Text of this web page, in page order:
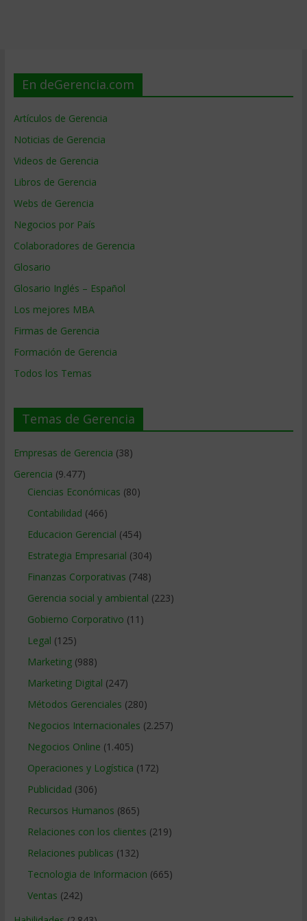
En deGerencia.com
Artículos de Gerencia
Noticias de Gerencia
Videos de Gerencia
Libros de Gerencia
Webs de Gerencia
Negocios por País
Colaboradores de Gerencia
Glosario
Glosario Inglés – Español
Los mejores MBA
Firmas de Gerencia
Formación de Gerencia
Todos los Temas
Temas de Gerencia
Empresas de Gerencia (38)
Gerencia (9.477)
Ciencias Económicas (80)
Contabilidad (466)
Educacion Gerencial (454)
Estrategia Empresarial (304)
Finanzas Corporativas (748)
Gerencia social y ambiental (223)
Gobierno Corporativo (11)
Legal (125)
Marketing(988)
Marketing Digital (247)
Métodos Gerenciales (280)
Negocios Internacionales (2.257)
Negocios Online (1.405)
Operaciones y Logística (172)
Publicidad (306)
Recursos Humanos (865)
Relaciones con los clientes (219)
Relaciones publicas (132)
Tecnologia de Informacion (665)
Ventas (242)